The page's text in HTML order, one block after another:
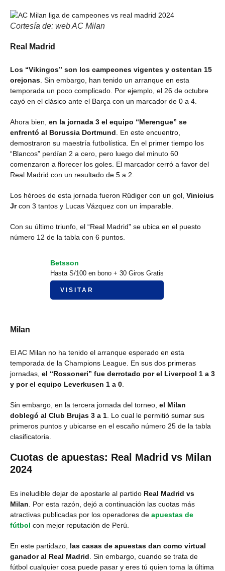
Cortesía de: web AC Milan
Real Madrid
Los “Vikingos” son los campeones vigentes y ostentan 15
orejonas . Sin embargo, han tenido un arranque en esta
temporada un poco complicado. Por ejemplo, el 26 de octubre
cayó en el clásico ante el Barça con un marcador de 0 a 4.
Ahora bien, en la jornada 3 el equipo “Merengue” se
enfrentó al Borussia Dortmund . En este encuentro,
demostraron su maestría futbolística. En el primer tiempo los
“Blancos” perdían 2 a cero, pero luego del minuto 60
comenzaron a florecer los goles. El marcador cerró a favor del
Real Madrid con un resultado de 5 a 2.
Los héroes de esta jornada fueron Rüdiger con un gol, Vinicius
Jrcon 3 tantos y Lucas Vázquez con un imparable.
Con su último triunfo, el “Real Madrid” se ubica en el puesto
número 12 de la tabla con 6 puntos.
Betsson
Hasta S/100 en bono + 30 Giros Gratis
VISITAR
Milan
El AC Milan no ha tenido el arranque esperado en esta
temporada de la Champions League. En sus dos primeras
jornadas, el “Rossoneri” fue derrotado por el Liverpool 1 a 3
y por el equipo Leverkusen 1 a 0
Sin embargo, en la tercera jornada del torneo, el Milan
doblegó al Club Brujas 3 a 1 . Lo cual le permitió sumar sus
primeros puntos y ubicarse en el escaño número 25 de la tabla
clasificatoria.
Cuotas de apuestas: Real Madrid vs Milan
2024
Es ineludible dejar de apostarle al partido Real Madrid vs
Milan . Por esta razón, dejó a continuación las cuotas más
atractivas publicadas por los operadores de apuestas de
fútbol con mejor reputación de Perú.
En este partidazo, las casas de apuestas dan como virtual
ganador al Real Madrid . Sin embargo, cuando se trata de
fútbol cualquier cosa puede pasar y eres tú quien toma la última